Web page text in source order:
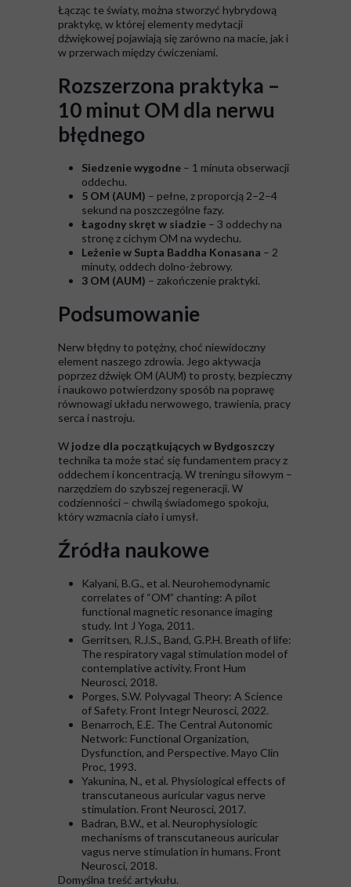
Łącząc te światy, można stworzyć hybrydową
praktykę, w której elementy medytacji
dźwiękowej pojawiają się zarówno na macie, jak i
w przerwach między ćwiczeniami.
Rozszerzona praktyka –
10 minut OM dla nerwu
błędnego
Siedzenie wygodne – 1 minuta obserwacji
oddechu.
5 OM (AUM) – pełne, z proporcją 2–2–4
sekund na poszczególne fazy.
Łagodny skręt w siadzie – 3 oddechy na
stronę z cichym OM na wydechu.
Leżenie w Supta Baddha Konasana – 2
minuty, oddech dolno-żebrowy.
3 OM (AUM) – zakończenie praktyki.
Podsumowanie
Nerw błędny to potężny, choć niewidoczny
element naszego zdrowia. Jego aktywacja
poprzez dźwięk OM (AUM) to prosty, bezpieczny
i naukowo potwierdzony sposób na poprawę
równowagi układu nerwowego, trawienia, pracy
serca i nastroju.
W jodze dla początkujących w Bydgoszczy
technika ta może stać się fundamentem pracy z
oddechem i koncentracją. W treningu siłowym –
narzędziem do szybszej regeneracji. W
codzienności – chwilą świadomego spokoju,
który wzmacnia ciało i umysł.
Źródła naukowe
Kalyani, B.G., et al. Neurohemodynamic
correlates of “OM” chanting: A pilot
functional magnetic resonance imaging
study. Int J Yoga, 2011.
Gerritsen, R.J.S., Band, G.P.H. Breath of life:
The respiratory vagal stimulation model of
contemplative activity. Front Hum
Neurosci, 2018.
Porges, S.W. Polyvagal Theory: A Science
of Safety. Front Integr Neurosci, 2022.
Benarroch, E.E. The Central Autonomic
Network: Functional Organization,
Dysfunction, and Perspective. Mayo Clin
Proc, 1993.
Yakunina, N., et al. Physiological effects of
transcutaneous auricular vagus nerve
stimulation. Front Neurosci, 2017.
Badran, B.W., et al. Neurophysiologic
mechanisms of transcutaneous auricular
vagus nerve stimulation in humans. Front
Neurosci, 2018.
Domyślna treść artykułu.